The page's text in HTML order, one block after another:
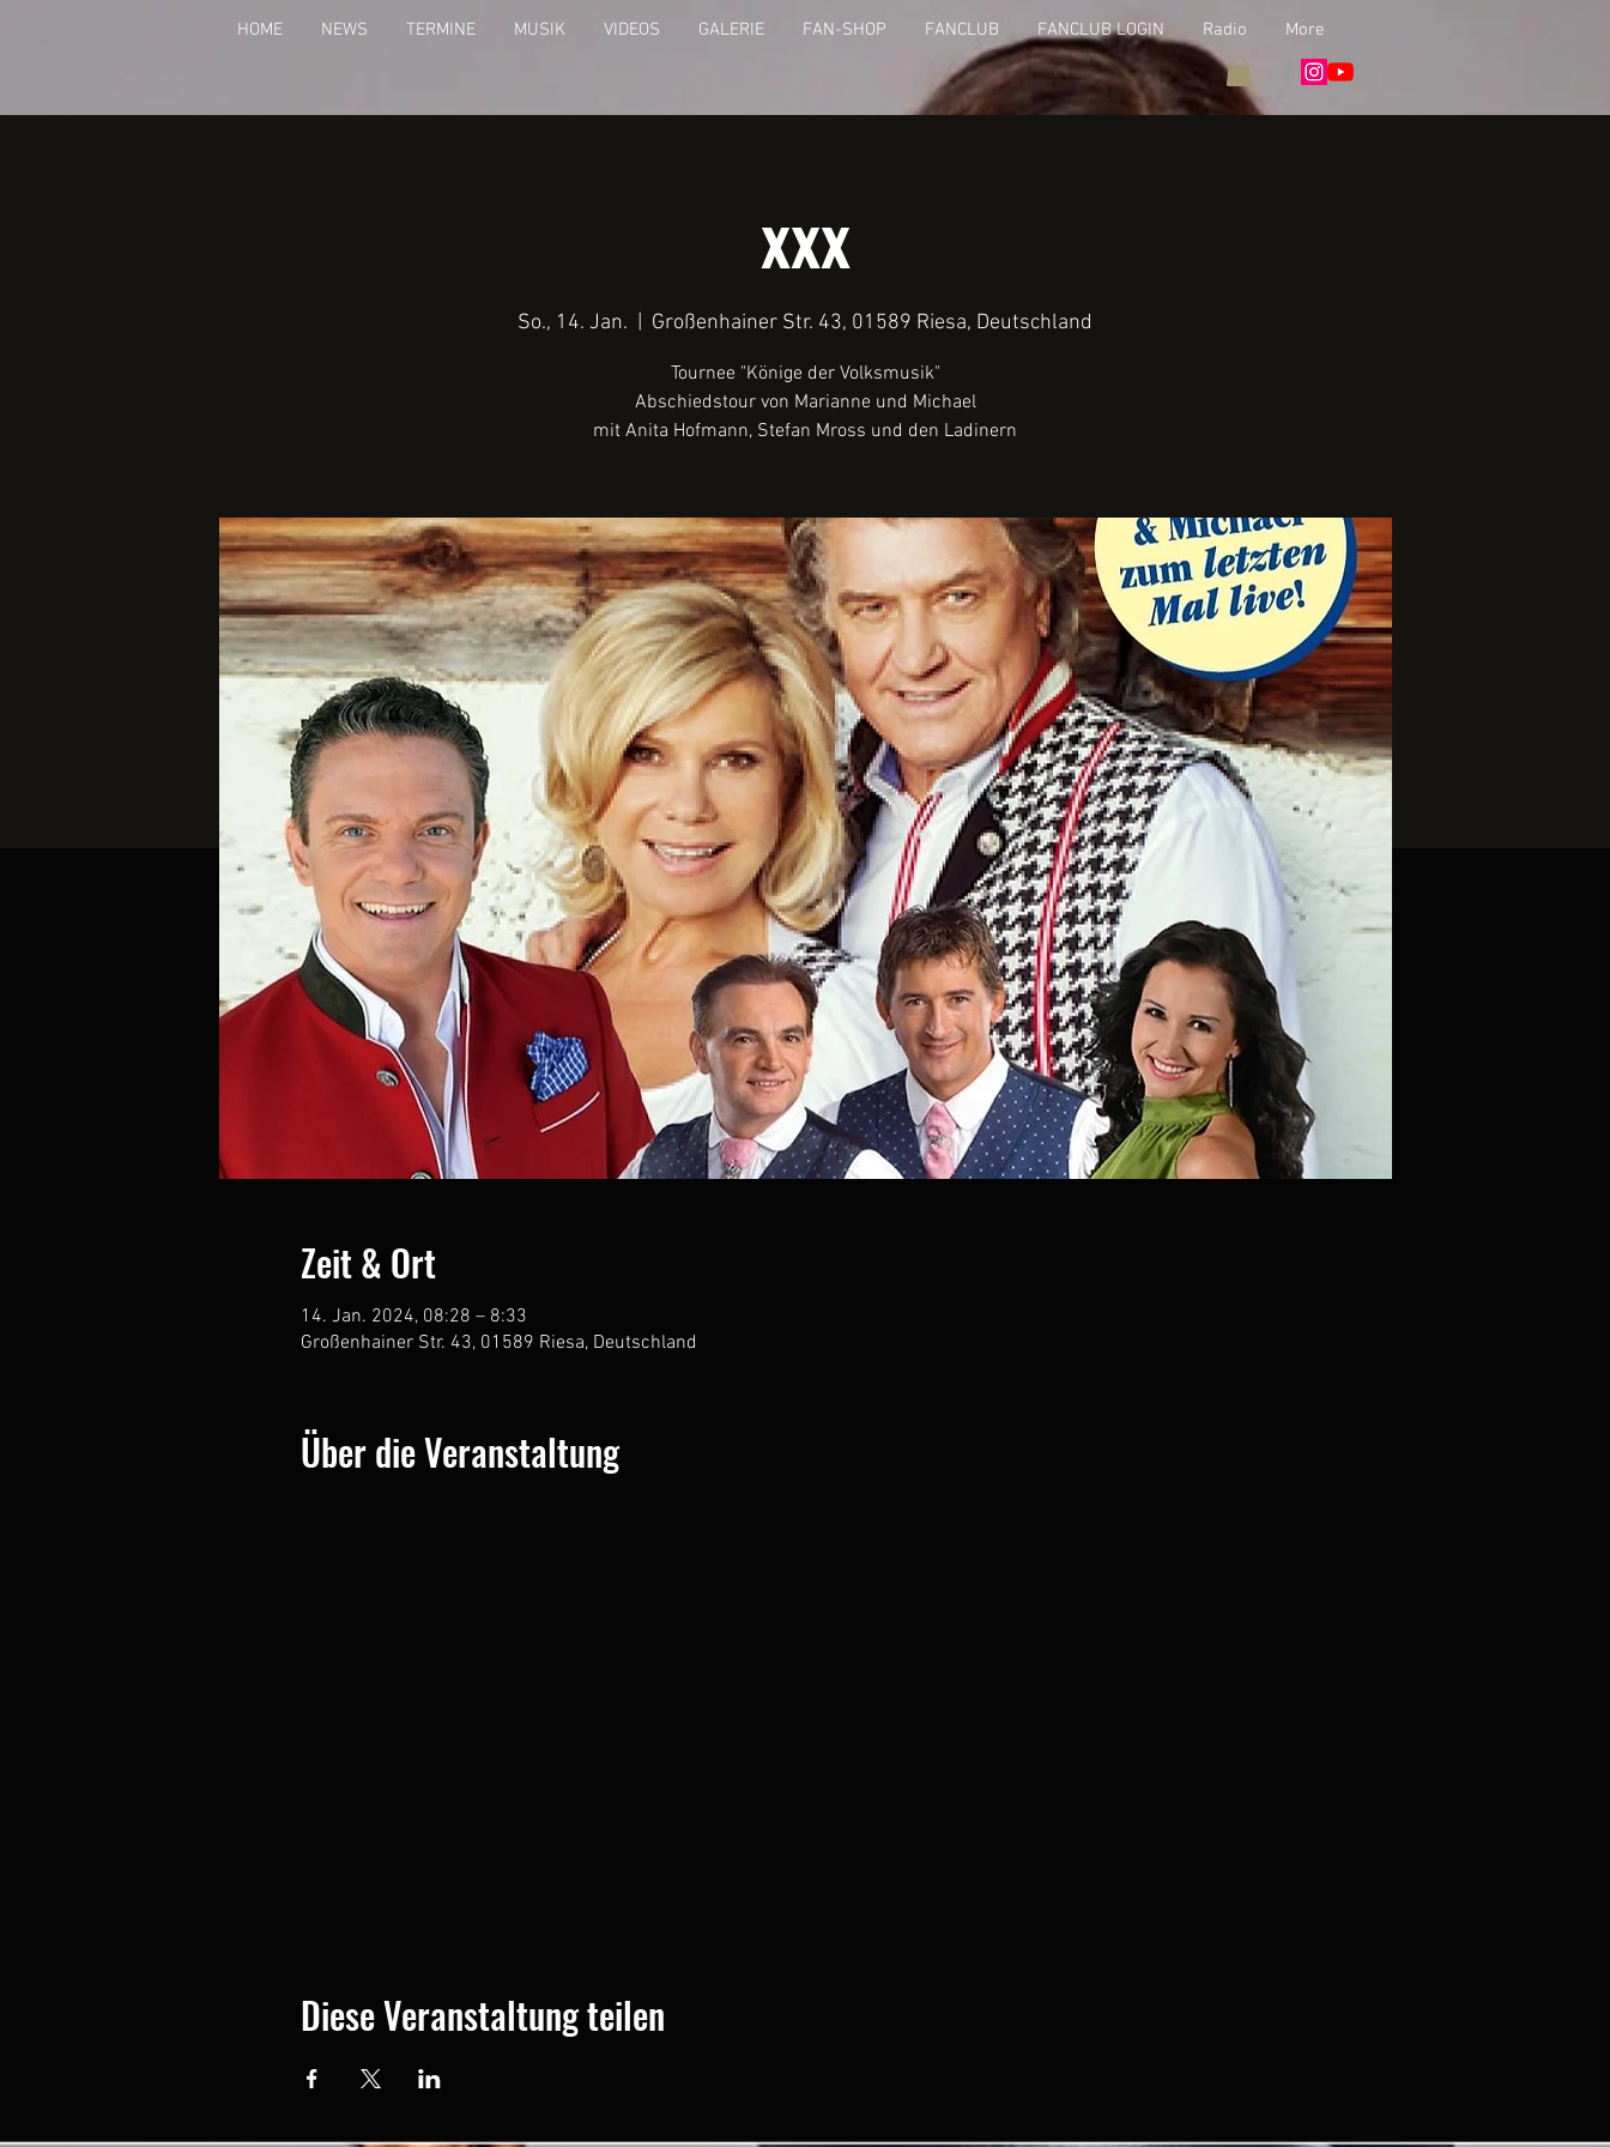
HOME NEWS TERMINE MUSIK VIDEOS GALERIE FAN-SHOP FANCLUB FANCLUB LOGIN Radio More
xxx
So., 14. Jan.
  |
Großenhainer Str. 43, 01589 Riesa, Deutschland
Tournee "Könige der Volksmusik"
Abschiedstour von Marianne und Michael
Zeit & Ort
14. Jan. 2024, 08:28 – 8:33
Großenhainer Str. 43, 01589 Riesa, Deutschland
Über die Veranstaltung
Diese Veranstaltung teilen